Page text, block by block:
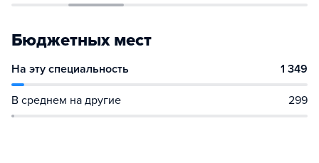
Бюджетных мест
На эту специальность 1 349
В среднем на другие 299